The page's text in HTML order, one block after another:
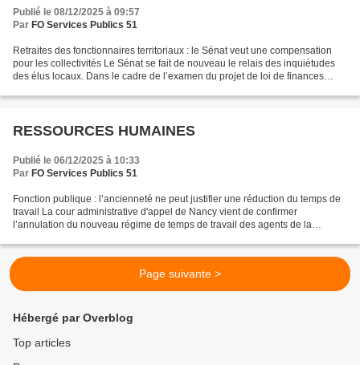
Publié le 08/12/2025 à 09:57
Par FO Services Publics 51
Retraites des fonctionnaires territoriaux : le Sénat veut une compensation
pour les collectivités Le Sénat se fait de nouveau le relais des inquiétudes
des élus locaux. Dans le cadre de l’examen du projet de loi de finances
RESSOURCES HUMAINES
Publié le 06/12/2025 à 10:33
Par FO Services Publics 51
Fonction publique : l’ancienneté ne peut justifier une réduction du temps de
travail La cour administrative d'appel de Nancy vient de confirmer
l’annulation du nouveau régime de temps de travail des agents de la
Page suivante >
Hébergé par Overblog
Top articles